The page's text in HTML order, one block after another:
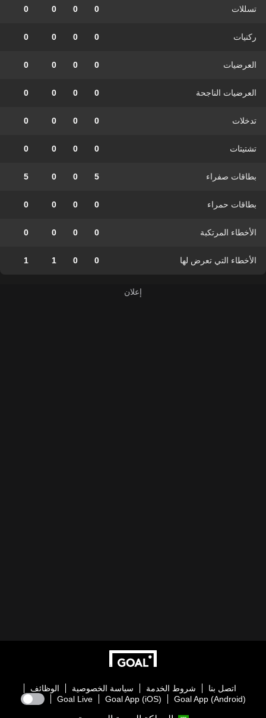
تسللات 0
0
0
0
ركنيات 0
0
0
0
العرضيات 0
0
0
0
العرضيات الناجحة 0
0
0
0
تدخلات 0
0
0
0
تشتيتات 0
0
0
0
بطاقات صفراء 5
0
0
5
بطاقات حمراء 0
0
0
0
الأخطاء المرتكبة 0
0
0
0
الأخطاء التي تعرض لها 0
0
1
1
اتصل بنا شروط الخدمة سياسة الخصوصية
الوظائف
Goal App (Android)
Goal App (iOS)
Goal Live